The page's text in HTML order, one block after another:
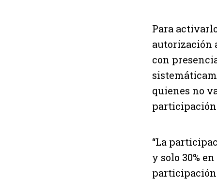
Para
autorización
con
quienes no
“La
y solo 30%
participación